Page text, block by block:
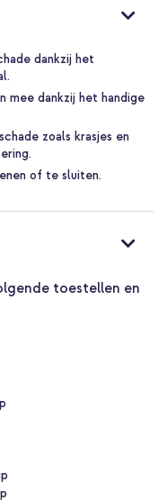
afgewerkt met zacht
van gemaakt is heeft de
is. Geen zorgen dus
tafel gaat of je door
ritssluiting.
openen of te sluiten.
met een
koopt.
werking
krasjes en stof
dankzij het
mee dankzij het handige
zoals krasjes en
of te sluiten.
toestellen en